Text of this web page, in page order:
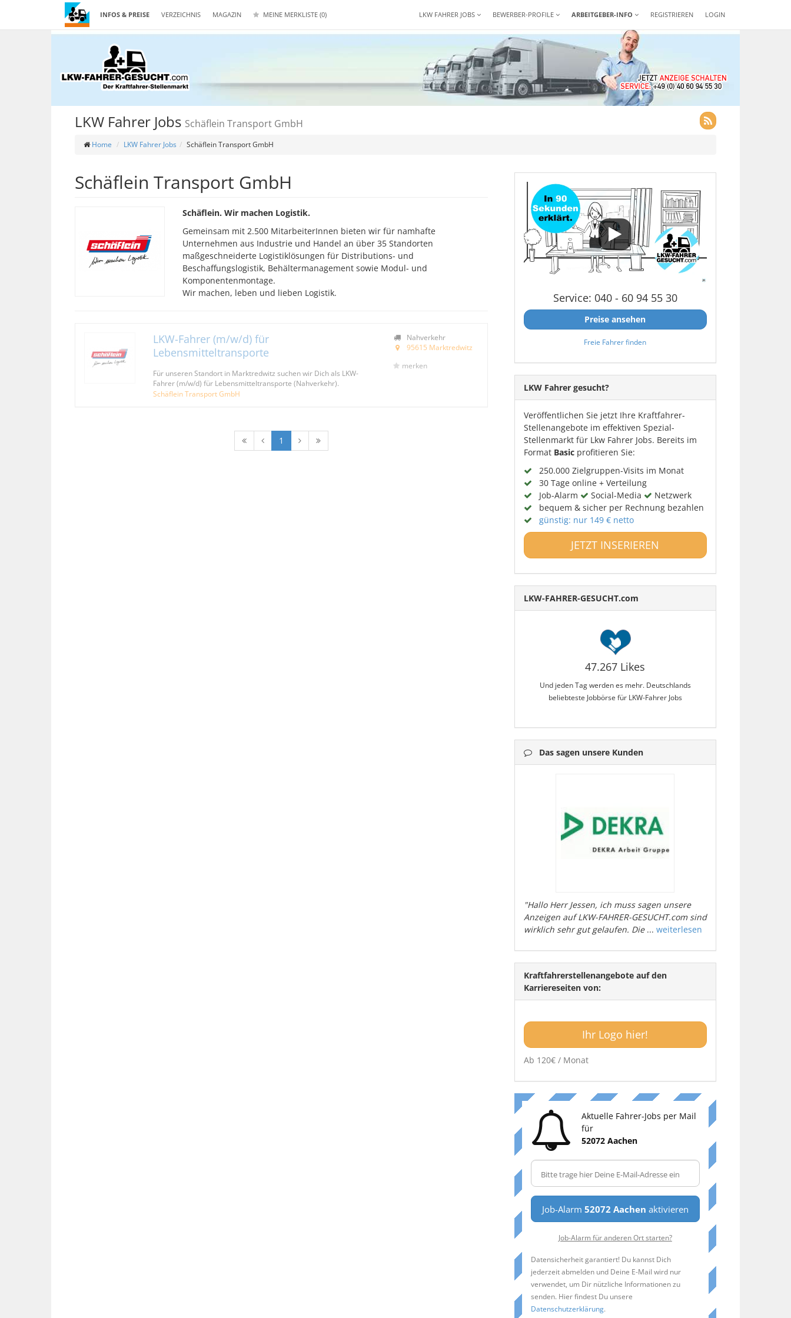
INFOS & PREISE VERZEICHNIS MAGAZIN MEINE MERKLISTE (0) REGISTRIEREN LOGIN
LKW FAHRER JOBS BEWERBER-PROFILE ARBEITGEBER-INFO
LKW Fahrer Jobs Schäflein Transport GmbH
Home LKW Fahrer Jobs Schäflein Transport GmbH
Schäflein Transport GmbH
Schäflein. Wir machen Logistik.
Gemeinsam mit 2.500 MitarbeiterInnen bieten wir für namhafte
Unternehmen aus Industrie und Handel an über 35 Standorten
maßgeschneiderte Logistiklösungen für Distributions- und
Beschaffungslogistik, Behältermanagement sowie Modul- und
Komponentenmontage.
Wir machen, leben und lieben Logistik.
LKW-Fahrer (m/w/d) für
Lebensmitteltransporte
Für unseren Standort in Marktredwitz suchen wir Dich als LKW-
Fahrer (m/w/d) für Lebensmitteltransporte (Nahverkehr).
Schäflein Transport GmbH
Nahverkehr
95615 Marktredwitz
merken
1
Service: 040 - 60 94 55 30
Preise ansehen
Freie Fahrer finden
LKW Fahrer gesucht?
Veröffentlichen Sie jetzt Ihre Kraftfahrer-
Stellenangebote im effektiven Spezial-
Stellenmarkt für Lkw Fahrer Jobs. Bereits im
Format Basicprofitieren Sie:
250.000 Zielgruppen-Visits im Monat
30 Tage online + Verteilung
Job-Alarm
Social-Media
Netzwerk
bequem & sicher per Rechnung bezahlen
günstig: nur 149 € netto
JETZT INSERIEREN
LKW-FAHRER-GESUCHT.com
47.267 Likes
Und jeden Tag werden es mehr. Deutschlands
beliebteste Jobbörse für LKW-Fahrer Jobs
Das sagen unsere Kunden
"Hallo Herr Jessen, ich muss sagen unsere
Anzeigen auf LKW-FAHRER-GESUCHT.com sind
wirklich sehr gut gelaufen. Die... weiterlesen
Kraftfahrerstellenangebote auf den
Karriereseiten von:
Ihr Logo hier!
Ab 120€ / Monat
Aktuelle Fahrer-Jobs per Mail
für
52072 Aachen
Job-Alarm 52072 Aachen aktivieren
Job-Alarm für anderen Ort starten?
Datensicherheit garantiert! Du kannst Dich
jederzeit abmelden und Deine E-Mail wird nur
verwendet, um Dir nützliche Informationen zu
senden. Hier findest Du unsere
Datenschutzerklärung.